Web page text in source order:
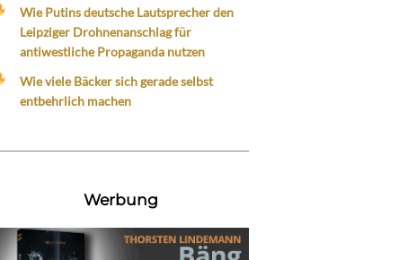
Wie Putins deutsche Lautsprecher den
Leipziger Drohnenanschlag für
antiwestliche Propaganda nutzen
Wie viele Bäcker sich gerade selbst
entbehrlich machen
Werbung